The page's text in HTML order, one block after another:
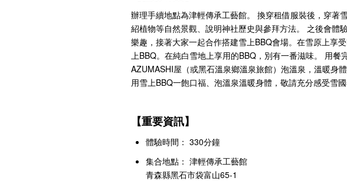
辦理手續地點為津輕傳承工藝館。 換穿租借服裝後，穿著
紹植物等自然景觀、說明神社歷史與參拜方法。 之後會體
樂趣，接著大家一起合作搭建雪上BBQ會場。在雪原上享
上BBQ。在純白雪地上享用的BBQ，別有一番滋味。 用餐
AZUMASHI屋（或黑石溫泉鄉溫泉旅館）泡溫泉，溫暖身
用雪上BBQ一飽口福、泡溫泉溫暖身體，敬請充分感受雪
【重要資訊】
體驗時間： 330分鐘
集合地點： 津輕傳承工藝館
青森縣黑石市袋富山65-1